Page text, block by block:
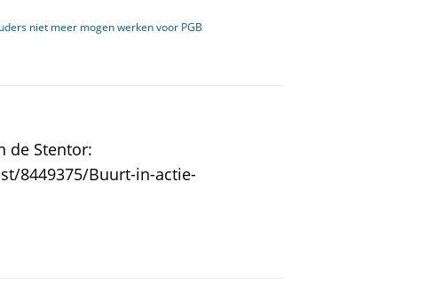
niet meer mogen werken voor PGB
de Stentor:
8449375/Buurt-in-actie-